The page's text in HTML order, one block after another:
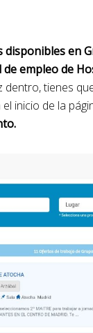
disponibles en
empleo de
dentro, tienes
inicio de la